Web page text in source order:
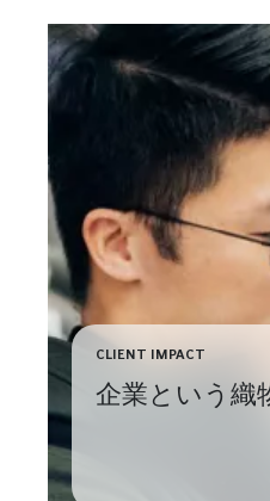
CLIENT IMPACT
企業という織